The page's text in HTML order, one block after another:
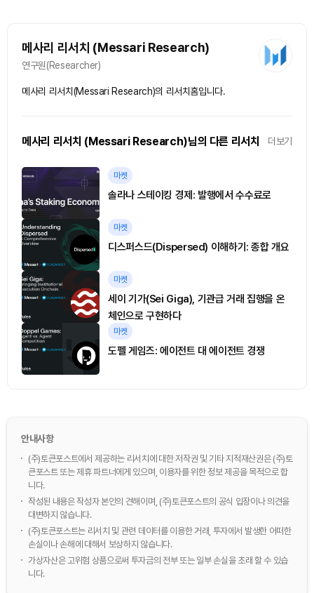
메사리 리서치 (Messari Research)
연구원(Researcher)
메사리 리서치(Messari Research)의 리서치홈입니다.
메사리 리서치 (Messari Research)님의 다른 리서치 더보기
마켓
솔라나 스테이킹 경제: 발행에서 수수료로
마켓
디스퍼스드(Dispersed) 이해하기: 종합 개요
마켓
세이 기가(Sei Giga), 기관급 거래 집행을 온
체인으로 구현하다
마켓
도펠 게임즈: 에이전트 대 에이전트 경쟁
안내사항
(주)토큰포스트에서 제공하는 리서치에 대한 저작권 및 기타 지적재산권은 (주)토
큰포스트 또는 제휴 파트너에게 있으며, 이용자를 위한 정보 제공을 목적으로 합
니다.
작성된 내용은 작성자 본인의 견해이며, (주)토큰포스트의 공식 입장이나 의견을
대변하지 않습니다.
(주)토큰포스트는 리서치 및 관련 데이터를 이용한 거래, 투자에서 발생한 어떠한
손실이나 손해에 대해서 보상하지 않습니다.
가상자산은 고위험 상품으로써 투자금의 전부 또는 일부 손실을 초래 할 수 있습
니다.